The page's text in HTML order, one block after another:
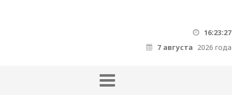
16:23:28
7 августа 2026 года